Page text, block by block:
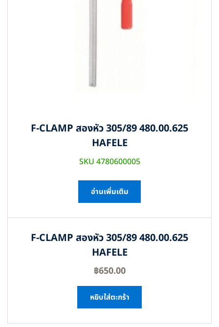
F-CLAMP สองหัว 305/89 480.00.625
HAFELE
SKU 4780600005
อ่านเพิ่มเติม
F-CLAMP สองหัว 305/89 480.00.625
HAFELE
฿650.00
หยิบใส่ตะกร้า